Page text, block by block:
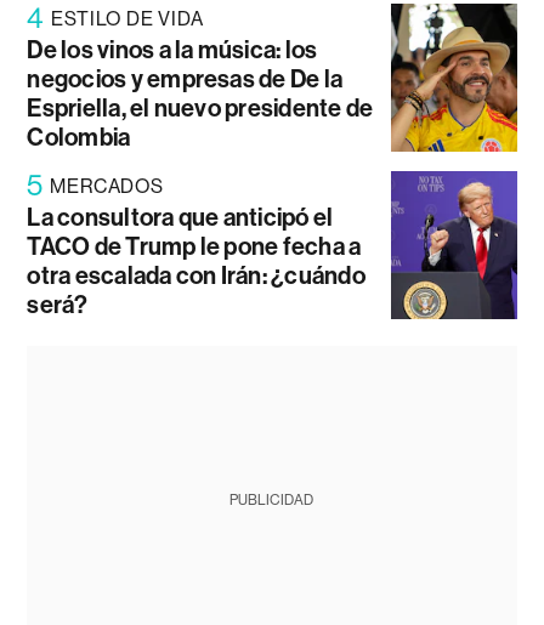
4 ESTILO DE VIDA
De los vinos a la música: los
negocios y empresas de De la
Espriella, el nuevo presidente de
Colombia
5 MERCADOS
La consultora que anticipó el
TACO de Trump le pone fecha a
otra escalada con Irán: ¿cuándo
será?
PUBLICIDAD